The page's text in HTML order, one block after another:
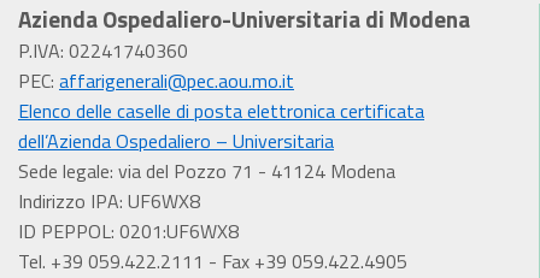
Azienda Ospedaliero-Universitaria di Modena
P.IVA: 02241740360
PEC: affarigenerali@pec.aou.mo.it
Elenco delle caselle di posta elettronica certificata
dell’Azienda Ospedaliero – Universitaria
Sede legale: via del Pozzo 71 - 41124 Modena
Indirizzo IPA: UF6WX8
ID PEPPOL: 0201:UF6WX8
Tel. +39 059.422.2111 - Fax +39 059.422.4905